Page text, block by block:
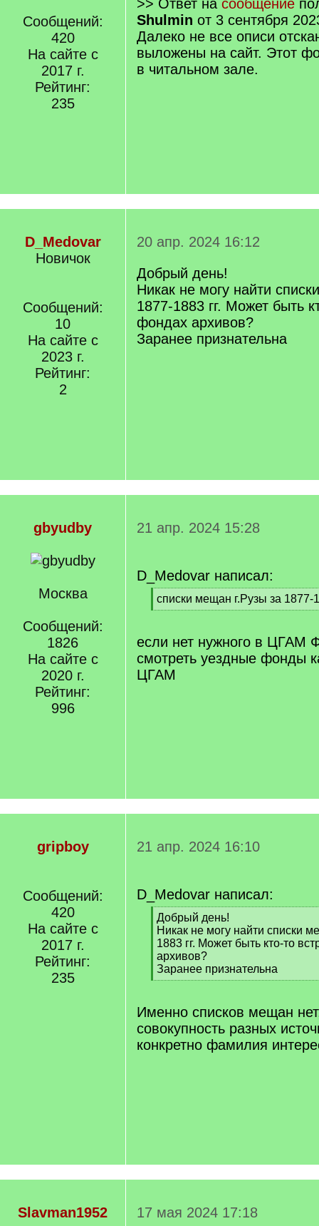
Сообщений:
420
На сайте с
2017 г.
Рейтинг:
235
>> Ответ на сообщение
Shulmin от 3 сентября
Далеко не все описи
выложены на сайт. Этот
в читальном зале.
D_Medovar
Новичок
Сообщений:
10
На сайте с
2023 г.
Рейтинг:
2
20 апр. 2024 16:12
Добрый день!
Никак не могу найти
1877-1883 гг. Может быть
фондах архивов?
Заранее признательна
gbyudby
Москва
Сообщений:
1826
На сайте с
2020 г.
Рейтинг:
996
21 апр. 2024 15:28
D_Medovar написал:
[
q
списки мещан г.Рузы за 1877-
[
q
]
если нет нужного в ЦГАМ
смотреть уездные фонды
ЦГАМ
gripboy
Сообщений:
420
На сайте с
2017 г.
Рейтинг:
235
21 апр. 2024 16:10
D_Medovar написал:
[
q
]
Добрый день!
Никак не могу найти списки
1883 гг. Может быть кто-то
архивов?
Заранее признательна
[
q
]
Именно списков мещан
совокупность разных
конкретно фамилия
Slavman1952
17 мая 2024 17:18